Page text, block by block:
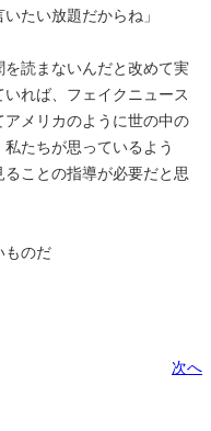
たい放題だからね」
読まないんだと改めて実
れば、フェイクニュース
メリカのように世の中の
たちが思っているよう
ことの指導が必要だと思
ものだ
次へ